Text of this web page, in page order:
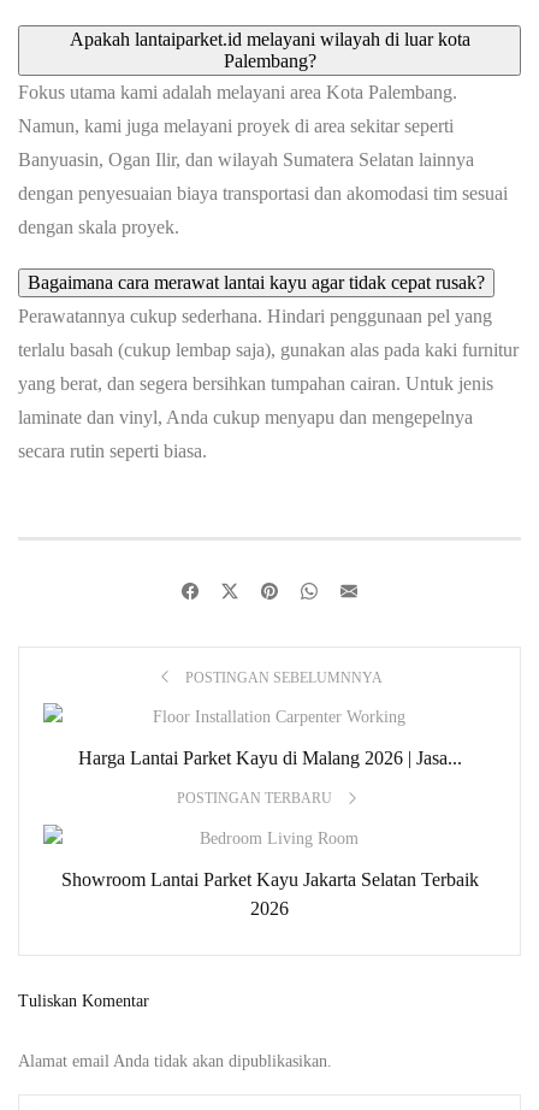
Apakah lantaiparket.id melayani wilayah di luar kota
Palembang?
Fokus utama kami adalah melayani area Kota Palembang.
Namun, kami juga melayani proyek di area sekitar seperti
Banyuasin, Ogan Ilir, dan wilayah Sumatera Selatan lainnya
dengan penyesuaian biaya transportasi dan akomodasi tim sesuai
dengan skala proyek.
Bagaimana cara merawat lantai kayu agar tidak cepat rusak?
Perawatannya cukup sederhana. Hindari penggunaan pel yang
terlalu basah (cukup lembap saja), gunakan alas pada kaki furnitur
yang berat, dan segera bersihkan tumpahan cairan. Untuk jenis
laminate dan vinyl, Anda cukup menyapu dan mengepelnya
secara rutin seperti biasa.
POSTINGAN SEBELUMNNYA
Harga Lantai Parket Kayu di Malang 2026 | Jasa...
POSTINGAN TERBARU
Showroom Lantai Parket Kayu Jakarta Selatan Terbaik
2026
Tuliskan Komentar
Alamat email Anda tidak akan dipublikasikan.